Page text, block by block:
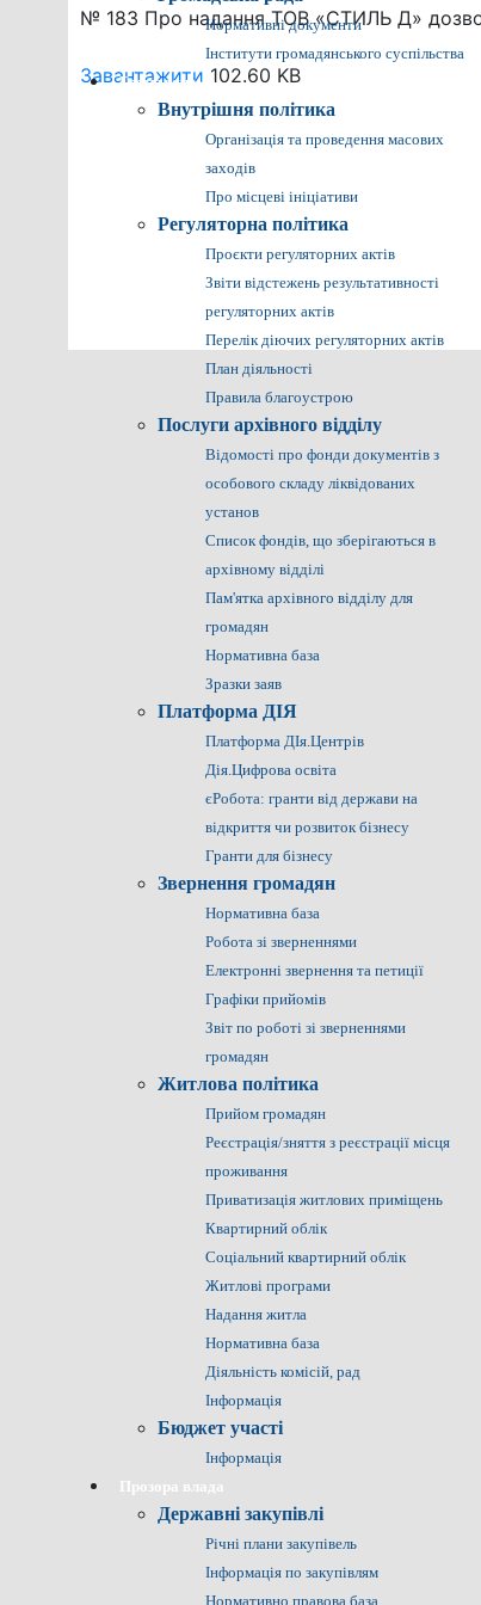
Нормативні документи
Інститути громадянського суспільства
Громадянам
Внутрішня політика
Організація та проведення масових
заходів
Про місцеві ініціативи
Регуляторна політика
Проєкти регуляторних актів
Звіти відстежень результативності
регуляторних актів
Перелік діючих регуляторних актів
План діяльності
Правила благоустрою
Послуги архівного відділу
Відомості про фонди документів з
особового складу ліквідованих
установ
Список фондів, що зберігаються в
архівному відділі
Пам'ятка архівного відділу для
громадян
Нормативна база
Зразки заяв
Платформа ДІЯ
Платформа ДІя.Центрів
Дія.Цифрова освіта
єРобота: гранти від держави на
відкриття чи розвиток бізнесу
Гранти для бізнесу
Звернення громадян
Нормативна база
Робота зі зверненнями
Електронні звернення та петиції
Графіки прийомів
Звіт по роботі зі зверненнями
громадян
Житлова політика
Прийом громадян
Реєстрація/зняття з реєстрації місця
проживання
Приватизація житлових приміщень
Квартирний облік
Соціальний квартирний облік
Житлові програми
Надання житла
Нормативна база
Діяльність комісій, рад
Інформація
Бюджет участі
Інформація
Прозора влада
Державні закупівлі
Річні плани закупівель
Інформація по закупівлям
Нормативно правова база
№ 183 Про надання ТОВ «СТИЛЬ Д»
Завантажити 102.60 KB